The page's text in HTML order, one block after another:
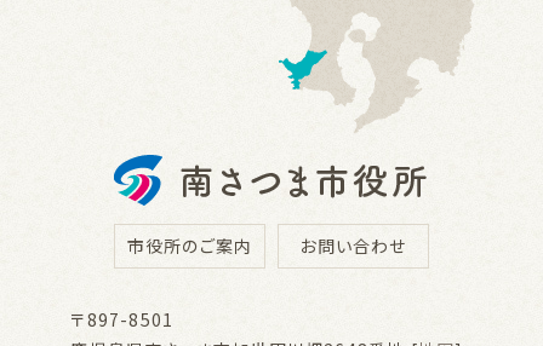
市役所のご案内 お問い合わせ
〒897-8501